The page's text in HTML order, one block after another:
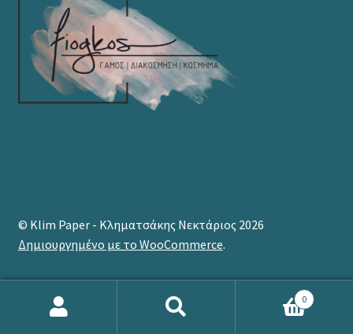
© Klim Paper - Κληματσάκης Νεκτάριος 2026
Δημιουργημένο με το WooCommerce.
0